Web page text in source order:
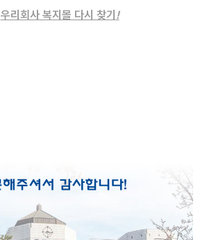
우리회사 복지몰 다시 찾기 !